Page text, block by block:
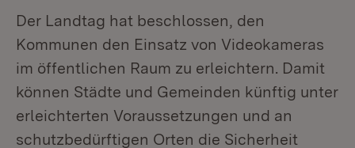
Der Landtag hat beschlossen, den
Kommunen den Einsatz von Videokameras
im öffentlichen Raum zu erleichtern. Damit
können Städte und Gemeinden künftig unter
erleichterten Voraussetzungen und an
schutzbedürftigen Orten die Sicherheit